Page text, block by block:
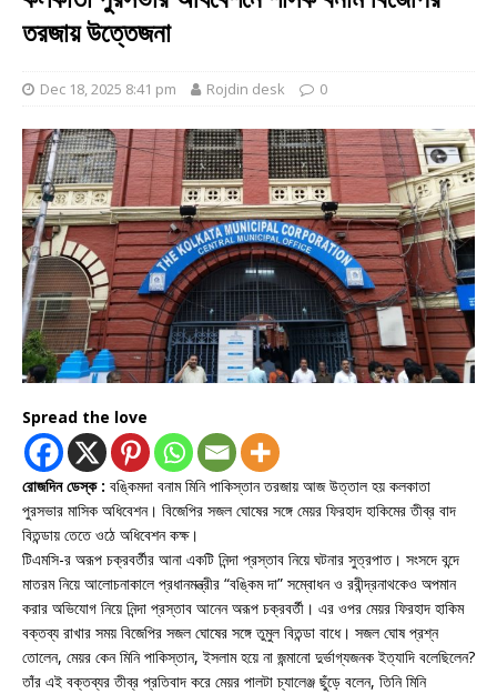
তরজায় উত্তেজনা
Dec 18, 2025 8:41 pm Rojdin desk 0
Spread the love
রোজদিন ডেস্ক : বঙ্কিমদা বনাম মিনি পাকিস্তান তরজায় আজ উত্তাল হয় কলকাতা
পুরসভার মাসিক অধিবেশন। বিজেপির সজল ঘোষের সঙ্গে মেয়র ফিরহাদ হাকিমের তীব্র বাদ
বিতন্ডায় তেতে ওঠে অধিবেশন কক্ষ।
টিএমসি-র অরূপ চক্রবর্তীর আনা একটি নিন্দা প্রস্তাব নিয়ে ঘটনার সুত্রপাত। সংসদে বন্দে
মাতরম নিয়ে আলোচনাকালে প্রধানমন্ত্রীর “বঙ্কিম দা” সম্বোধন ও রবীন্দ্রনাথকেও অপমান
করার অভিযোগ নিয়ে নিন্দা প্রস্তাব আনেন অরূপ চক্রবর্তী। এর ওপর মেয়র ফিরহাদ হাকিম
বক্তব্য রাখার সময় বিজেপির সজল ঘোষের সঙ্গে তুমুল বিতন্ডা বাধে। সজল ঘোষ প্রশ্ন
তোলেন, মেয়র কেন মিনি পাকিস্তান, ইসলাম হয়ে না জন্মানো দুর্ভাগ্যজনক ইত্যাদি বলেছিলেন?
তাঁর এই বক্তব্যর তীব্র প্রতিবাদ করে মেয়র পালটা চ্যালেঞ্জ ছুঁড়ে বলেন, তিনি মিনি